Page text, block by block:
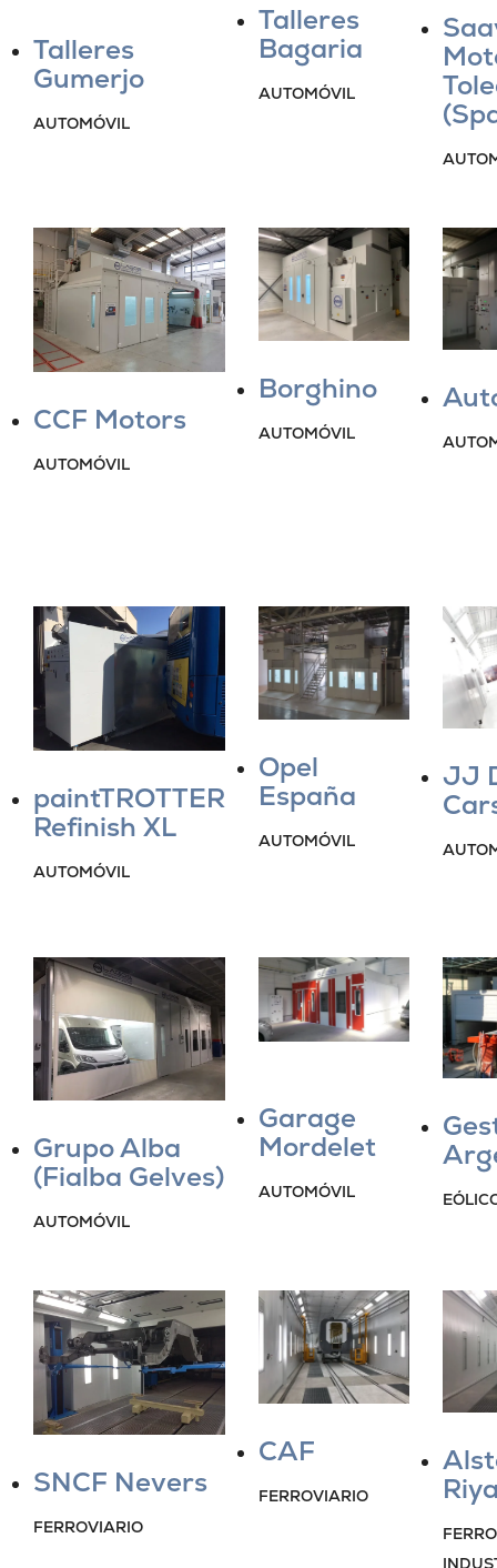
Talleres
Gumerjo
AUTOMÓVIL
Talleres
Bagaria
AUTOMÓVIL
CCF Motors
AUTOMÓVIL
Borghino
AUTOMÓVIL
paintTROTTER
Refinish XL
AUTOMÓVIL
Opel
España
AUTOMÓVIL
JJ
Grupo Alba
(Fialba Gelves)
AUTOMÓVIL
Garage
Mordelet
AUTOMÓVIL
SNCF Nevers
FERROVIARIO
CAF
FERROVIARIO